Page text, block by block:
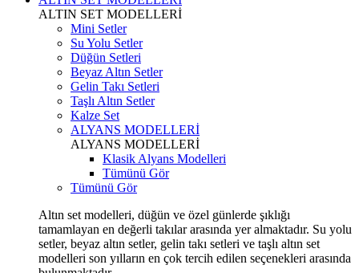
ALTIN SET MODELLERİ
Mini Setler
Su Yolu Setler
Düğün Setleri
Beyaz Altın Setler
Gelin Takı Setleri
Taşlı Altın Setler
Kalze Set
ALYANS MODELLERİ
ALYANS MODELLERİ
Klasik Alyans Modelleri
Tümünü Gör
Tümünü Gör
Altın set modelleri, düğün ve özel günlerde şıklığı
tamamlayan en değerli takılar arasında yer almaktadır. Su yolu
setler, beyaz altın setler, gelin takı setleri ve taşlı altın set
modelleri son yılların en çok tercih edilen seçenekleri arasında